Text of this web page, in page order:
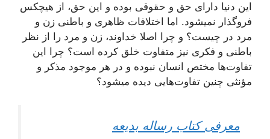
این دنیا دارای حق و حقوقی بوده و این حق، از هیچکس
فروگذار نمیشود. اما اختلافات ظاهری و باطنی زن و
مرد در چیست؟ و چرا اصلا خداوند، زن و مرد را از نظر
باطنی و فکری نیز متفاوت خلق کرده است؟ چرا این
تفاوت‌ها مختص انسان نبوده و در هر موجود مذکر و
مؤنثی چنین تفاوت‌هایی دیده میشود؟
معرفی کتاب رساله بدیعه